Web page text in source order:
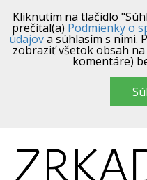
Kliknutím na tlačidlo
prečítal(a) Podmienky o
údajova súhlasím s nimi.
zobraziť všetok obsah
komentáre)